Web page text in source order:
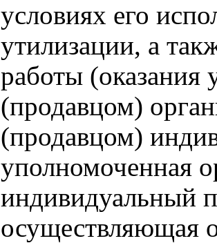
условиях его
утилизации, а
работы (оказания
(продавцом)
(продавцом)
уполномоченная
индивидуальный
осуществляющая